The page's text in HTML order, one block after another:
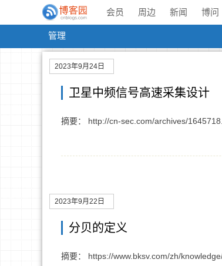
会员 周边 新闻 博问
管理
2023年9月24日
卫星中频信号高速采集设计
摘要： http://cn-sec.com/archives/
2023年9月22日
分贝的定义
摘要： https://www.bksv.com/zh/